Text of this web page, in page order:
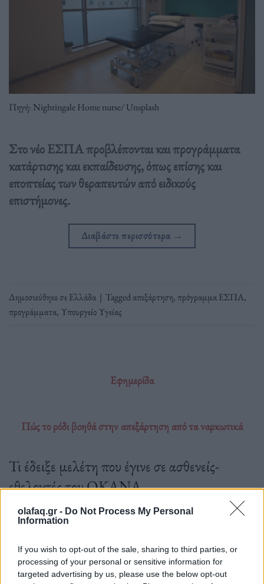
olafaq.gr - Do Not Process My Personal
Information
If you wish to opt-out of the sale, sharing to third parties, or
processing of your personal or sensitive information for
targeted advertising by us, please use the below opt-out
Πηγή: Nightingale Home nurse/ Unsplash
Στο νέο ΕΣΠΑ προβλέπονται και προγράμματα
κατάρτισης και εκπαίδευσης, όπως επίσης και
εποπτείας των θεραπευτών από ειδικούς
επιστήμονες.
Διαβάστε περισσότερα →
Δημοσιεύθηκε σεΕλλάδα | Taggedαπεξάρτηση,πρόγραμμα ΕΣΠΑ,
προγράμματα, Υπουργείο Υγείας
Εφημερίδα
Πώς το ρόδι βοηθά στην απεξάρτηση από τα ναρκωτικά
Τι έδειξε μελέτη που έγινε σε ασθενείς-
εθελοντές του ΟΚΑΝΑ